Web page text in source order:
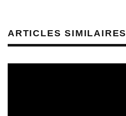
ARTICLES SIMILAIRES